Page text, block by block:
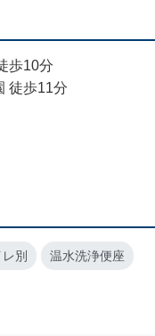
歩10分
徒歩11分
別 温水洗浄便座